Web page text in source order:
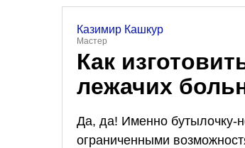
Казимир Кашкур
Мастер
Как
лежачих
Да, да! Именно бутылочку-
ограниченными